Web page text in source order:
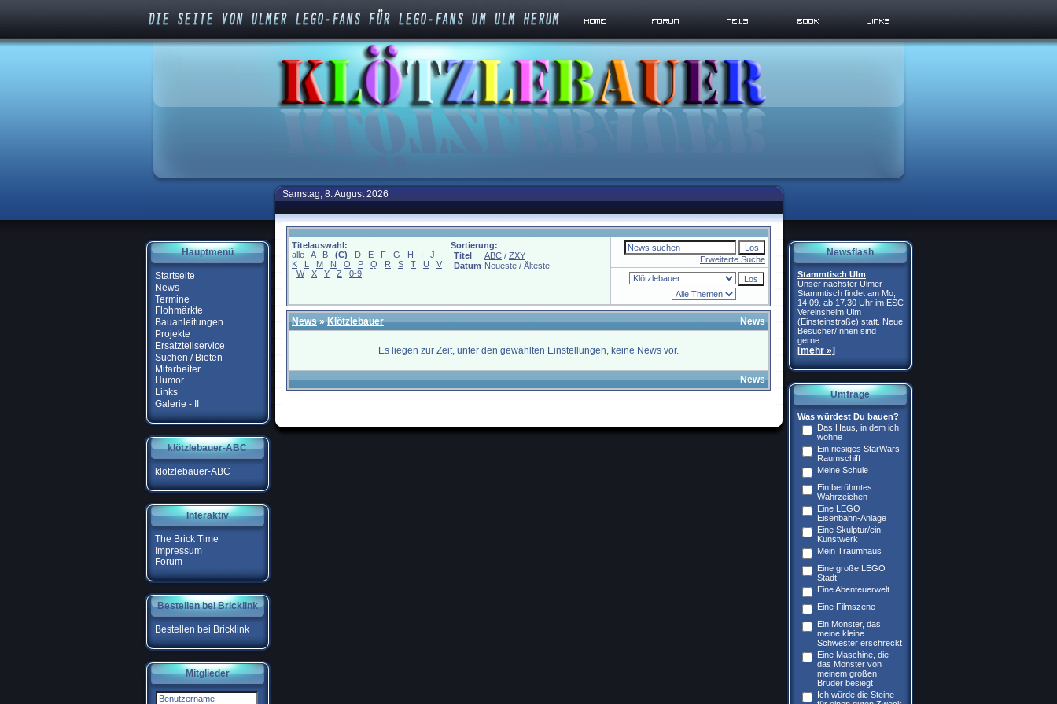
Hauptmenü
Startseite
News
Termine
Flohmärkte
Bauanleitungen
Projekte
Ersatzteilservice
Suchen / Bieten
Mitarbeiter
Humor
Links
Galerie - II
klötzlebauer-ABC
klötzlebauer-ABC
Interaktiv
The Brick Time
Impressum
Forum
Bestellen bei Bricklink
Bestellen bei Bricklink
Mitglieder
Samstag, 8. August 2026
Titelauswahl:
alle
A B (C) D E F G H I
J
K
L M N O P Q R S T U
V
W
X Y Z 0-9
Sortierung:
Titel
ABC / ZXY
Datum Neueste / Älteste
Erweiterte Suche
News»Klötzlebauer News
Es liegen zur Zeit, unter den gewählten Einstellungen, keine News vor.
News
Newsflash
Stammtisch Ulm
Unser nächster Ulmer
Stammtisch findet am Mo,
14.09. ab 17.30 Uhr im ESC
Vereinsheim Ulm
(Einsteinstraße) statt. Neue
Besucher/Innen sind
gerne...
[mehr »]
Umfrage
Was würdest Du bauen?
Das Haus, in dem ich
wohne
Ein riesiges StarWars
Raumschiff
Meine Schule
Ein berühmtes
Wahrzeichen
Eine LEGO
Eisenbahn-Anlage
Eine Skulptur/ein
Kunstwerk
Mein Traumhaus
Eine große LEGO
Stadt
Eine Abenteuerwelt
Eine Filmszene
Ein Monster, das
meine kleine
Schwester erschreckt
Eine Maschine, die
das Monster von
meinem großen
Bruder besiegt
Ich würde die Steine